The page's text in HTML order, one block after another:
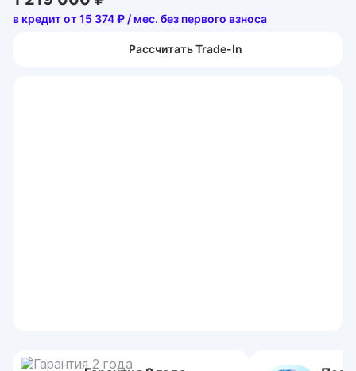
в кредит от 15 374 ₽ / мес. без первого взноса
Рассчитать Trade-In